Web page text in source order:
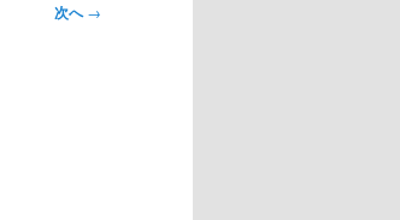
次へ→